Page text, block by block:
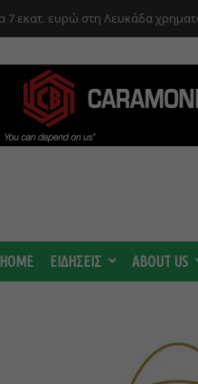
7 εκατ. ευρώ στη Λευκάδα
HOME ΕΙΔΗΣΕΙΣ ABOUT US